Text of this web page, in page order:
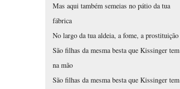
Mas aqui também semeias no pátio da tua
fábrica
No largo da tua aldeia, a fome, a prostituição
São filhas da mesma besta que Kissinger tem
na mão
São filhas da mesma besta que Kissinger tem